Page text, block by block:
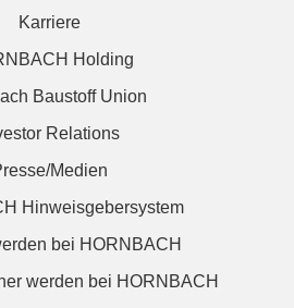
Karriere
Holding
Baustoff Union
Relations
Medien
Hinweisgebersystem
bei HORNBACH
werden bei HORNBACH